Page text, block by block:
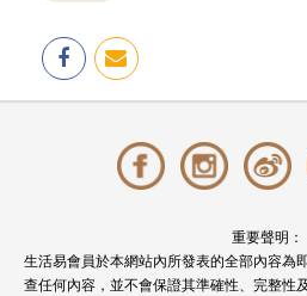
重要聲明：
生活易會員於本網站內所發表的全部內容為
查任何內容，並不會保證其準確性、完整性